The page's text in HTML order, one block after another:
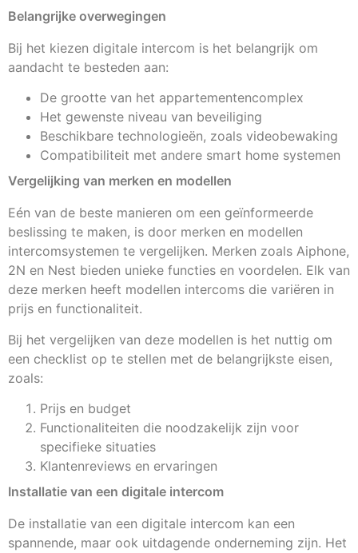
Belangrijke overwegingen
Bij het kiezen digitale intercom is het belangrijk om
aandacht te besteden aan:
De grootte van het appartementencomplex
Het gewenste niveau van beveiliging
Beschikbare technologieën, zoals videobewaking
Compatibiliteit met andere smart home systemen
Vergelijking van merken en modellen
Eén van de beste manieren om een geïnformeerde
beslissing te maken, is door merken en modellen
intercomsystemen te vergelijken. Merken zoals Aiphone,
2N en Nest bieden unieke functies en voordelen. Elk van
deze merken heeft modellen intercoms die variëren in
prijs en functionaliteit.
Bij het vergelijken van deze modellen is het nuttig om
een checklist op te stellen met de belangrijkste eisen,
zoals:
Prijs en budget
Functionaliteiten die noodzakelijk zijn voor
specifieke situaties
Klantenreviews en ervaringen
Installatie van een digitale intercom
De installatie van een digitale intercom kan een
spannende, maar ook uitdagende onderneming zijn. Het